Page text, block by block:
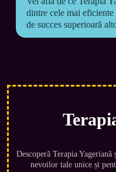
dintre cele mai
de succes superioară
Descoperă Terapia
nevoilor tale unice și